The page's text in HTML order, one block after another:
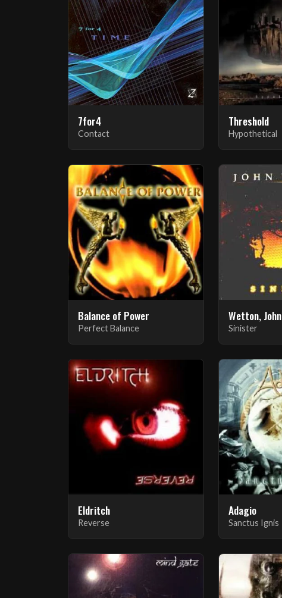
7for4
Contact
Threshold
Hypothetical
Balance of Power
Perfect Balance
Wetton, John
Sinister
Eldritch
Reverse
Adagio
Sanctus Ignis